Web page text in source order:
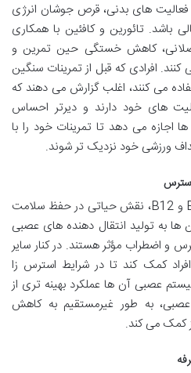
فعالیت های بدنی، قرص جوشان انرژی
باشد. تائورین و کافئین با همکاری
کاهش خستگی حین تمرین و
افرادی که قبل از تمرینات سنگین
می کنند، اغلب گزارش می دهند که
های خود دارند و دیرتر احساس
اجازه می دهد تا تمرینات خود را با
ورزشی خود نزدیک تر شوند.
ویتامین های گروه B، به ویژه B6 و B12، نقش حیاتی در حفظ سلامت
به تولید انتقال دهنده های عصبی
و اضطراب مؤثر هستند. در کنار سایر
افراد کمک کند تا در شرایط استرس زا
عصبی آن ها عملکرد بهینه تری از
به طور غیرمستقیم به کاهش
کمک می کند.